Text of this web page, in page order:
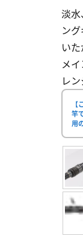
淡
ン
い
メ
レ
竿
用